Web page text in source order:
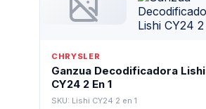
CHRYSLER
Ganzua Decodificadora Lishi
CY24 2 En 1
SKU: Lishi CY24 2 en 1